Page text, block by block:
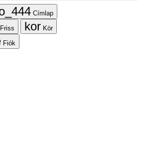
Címlap
Friss
Kör
Fiók